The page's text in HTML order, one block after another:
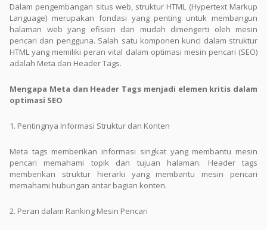
Dalam pengembangan situs web, struktur HTML (Hypertext Markup
Language) merupakan fondasi yang penting untuk membangun
halaman web yang efisien dan mudah dimengerti oleh mesin
pencari dan pengguna. Salah satu komponen kunci dalam struktur
HTML yang memiliki peran vital dalam optimasi mesin pencari (SEO)
adalah Meta dan Header Tags.
Mengapa Meta dan Header Tags menjadi elemen kritis dalam
optimasi SEO
1. Pentingnya Informasi Struktur dan Konten
Meta tags memberikan informasi singkat yang membantu mesin
pencari memahami topik dan tujuan halaman. Header tags
memberikan struktur hierarki yang membantu mesin pencari
memahami hubungan antar bagian konten.
2. Peran dalam Ranking Mesin Pencari